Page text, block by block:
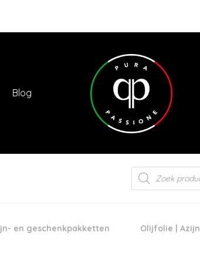
Blog
Products
search
en geschenkpakketten Olijfolie | Azijn